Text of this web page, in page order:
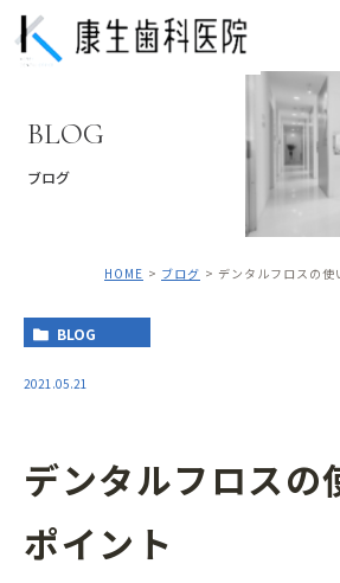
BLOG
ブログ
HOME ブログ デンタルフロスの使
BLOG
2021.05.21
デンタルフロスの
ポイント